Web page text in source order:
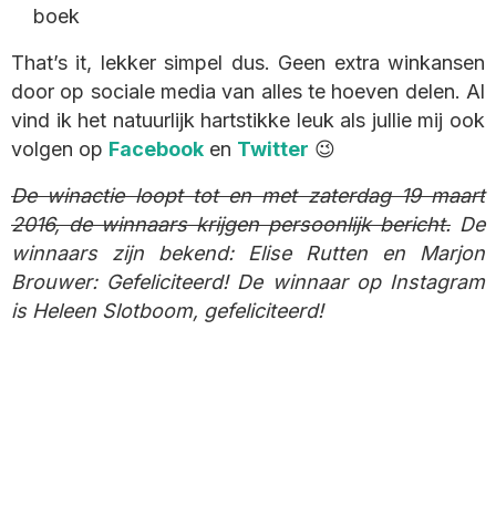
boek
That’s it, lekker simpel dus. Geen extra winkansen
door op sociale media van alles te hoeven delen. Al
vind ik het natuurlijk hartstikke leuk als jullie mij ook
volgen op Facebook en Twitter 😉
De winactie loopt tot en met zaterdag 19 maart
2016, de winnaars krijgen persoonlijk bericht. De
winnaars zijn bekend: Elise Rutten en Marjon
Brouwer: Gefeliciteerd! De winnaar op Instagram
is Heleen Slotboom, gefeliciteerd!